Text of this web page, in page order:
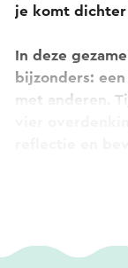
je komt
In deze
bijzonders:
met anderen.
reflectie en
kopje koffie of